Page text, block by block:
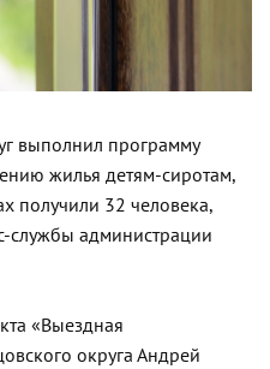
выполнил программу
жилья детям-сиротам,
получили 32 человека,
службы администрации
«Выездная
округа Андрей